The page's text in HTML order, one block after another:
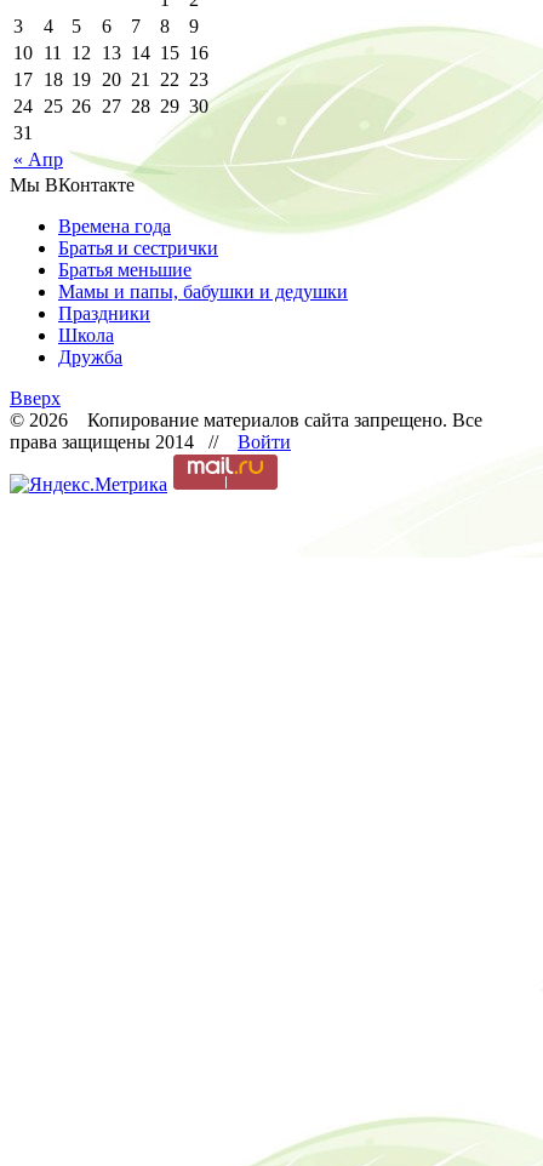
« Апр
3
4 5 6 7 8
9
10 11 12 13 14 15 16
17 18 19 20 21 22 23
24 25 26 27 28 29 30
31
Мы ВКонтакте
Времена года
Братья и сестрички
Братья меньшие
Мамы и папы, бабушки и дедушки
Праздники
Школа
Дружба
Вверх
© 2026 Копирование материалов сайта запрещено. Все
права защищены 2014 // Войти